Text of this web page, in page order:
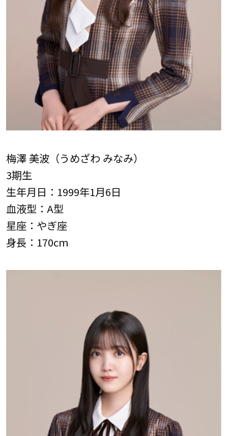
梅澤 美波（うめざわ みなみ）
3期生
生年月日：1999年1月6日
血液型：A型
星座：やぎ座
身長：170cm